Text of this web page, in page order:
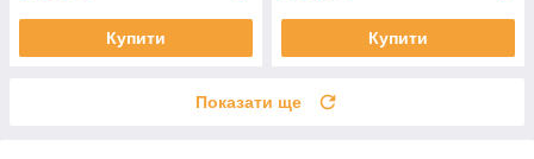
Купити Купити
Показати ще